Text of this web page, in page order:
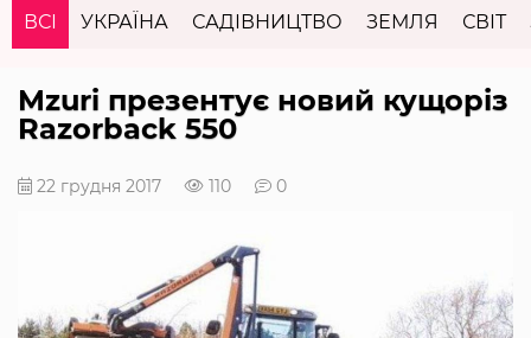
ВСІ УКРАЇНА САДІВНИЦТВО ЗЕМЛЯ СВІТ
Mzuri презентує новий кущоріз
Razorback 550
22 грудня 2017 110 0